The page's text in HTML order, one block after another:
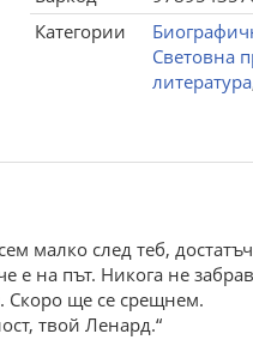
Категории
Световна
литература
малко след теб,
е на път. Никога не
Скоро ще се срещнем.
твой Ленард.“